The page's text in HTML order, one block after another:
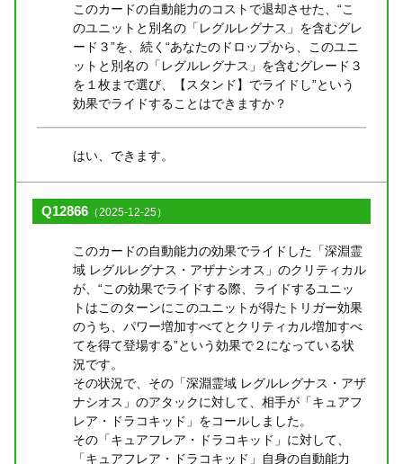
このカードの自動能力のコストで退却させた、“こ
のユニットと別名の「レグルレグナス」を含むグレ
ード３”を、続く“あなたのドロップから、このユニ
ットと別名の「レグルレグナス」を含むグレード３
を１枚まで選び、【スタンド】でライドし”という
効果でライドすることはできますか？
はい、できます。
Q12866 （2025-12-25）
このカードの自動能力の効果でライドした「深淵霊
域 レグルレグナス・アザナシオス」のクリティカル
が、“この効果でライドする際、ライドするユニッ
トはこのターンにこのユニットが得たトリガー効果
のうち、パワー増加すべてとクリティカル増加すべ
てを得て登場する”という効果で２になっている状
況です。
その状況で、その「深淵霊域 レグルレグナス・アザ
ナシオス」のアタックに対して、相手が「キュアフ
レア・ドラコキッド」をコールしました。
その「キュアフレア・ドラコキッド」に対して、
「キュアフレア・ドラコキッド」自身の自動能力